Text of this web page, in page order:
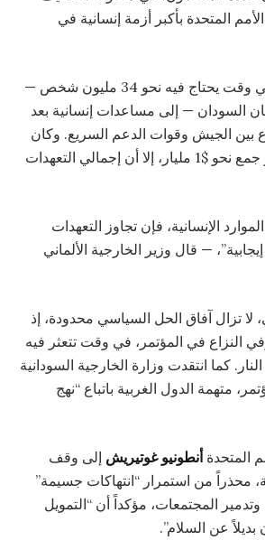
المتحدة بأكبر أزمة إنسانية في
وتأتي هذه التعهدات في وقت يحتاج فيه نحو 34 مليون شخص —
السودان — إلى مساعدات إنسانية بعد
بين الجيش وقوات الدعم السريع. وكان
الهدف الأولي للمؤتمر جمع نحو $1 مليار، إلا أن إجمالي التعهدات
الإنسانية، فإن تجاوز التعهدات
إيجابية”، — قال وزير الخارجية الألماني
لا تزال آفاق الحل السياسي محدودة، إذ
في المؤتمر، في وقت تتعثر فيه
كما انتقدت وزارة الخارجية السودانية
متهمة الدول الغربية باتباع “نهج
المتحدة أنطونيو غوتيريش إلى وقف
محذراً من استمرار “انتهاكات جسيمة”
المجتمعات، مؤكداً أن “التمويل
عن السلام”.